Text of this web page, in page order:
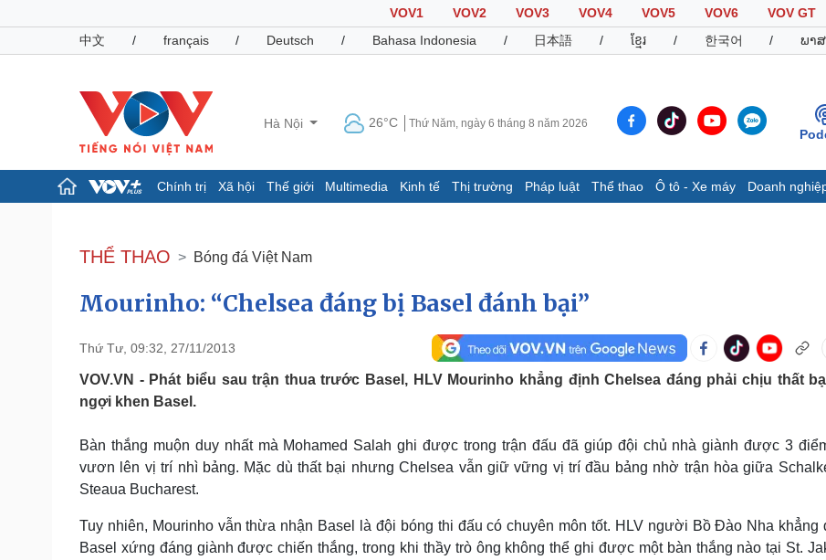
VOV1 VOV2 VOV3 VOV4 VOV5 VOV6
VOV GT
中文
/ français / Deutsch / Bahasa Indonesia / 日本語 / ខ្មែរ / 한국어 / ພາ
Hà Nội 26°C Thứ Năm, ngày 6 tháng 8 năm 2026
Chính trị Xã hội Thế giới Multimedia Kinh tế Thị trường Pháp luật Thể thao Ô tô - Xe máy Doanh
Đảng
Tổ chức nhân sự
Nhận diện sự thật
Tin 24h
Dự báo thời tiết
Dấu ấn VOV
Pháp luật
Vụ án
Tư vấn luật
Quân sự - Quốc phòng
Phân tích
Thể thao
Thế giới thể thao
eSports
Hậu trường
Ô tô - Xe máy
Tư vấn
Dinh dưỡng - món ngon
Cây thuốc
Nhà đẹp
Blog
Sân khấu - Điện ảnh
Văn học
Nghệ sĩ
Thời trang
THỂ THAO Bóng đá Việt Nam
Mourinho: “Chelsea đáng bị Basel đánh bại”
Thứ Tư, 09:32, 27/11/2013
VOV.VN - Phát biểu sau trận thua trước Basel, HLV Mourinho khẳng định Chelsea đáng phải chịu thất
ngợi khen Basel.
Bàn thắng muộn duy nhất mà Mohamed Salah ghi được trong trận đấu đã giúp đội chủ nhà giành được 3
vươn lên vị trí nhì bảng. Mặc dù thất bại nhưng Chelsea vẫn giữ vững vị trí đầu bảng nhờ trận hòa giữa
Steaua Bucharest.
Tuy nhiên, Mourinho vẫn thừa nhận Basel là đội bóng thi đấu có chuyên môn tốt. HLV người Bồ Đào Nha khẳng
Basel xứng đáng giành được chiến thắng, trong khi thầy trò ông không thể ghi được một bàn thắng nào tại St.